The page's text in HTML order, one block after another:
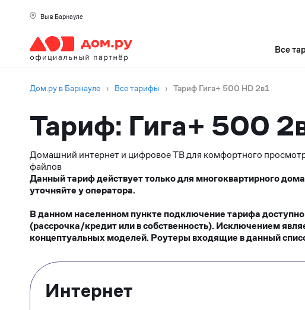
Вы в Барнауле
Все
Дом.ру в Барнауле › Все тарифы › Тариф Гига+ 500 HD 2в1
Тариф: Гига+ 500
Домашний интернет и цифровое ТВ для комфортного
файлов
Данный тариф действует только для многоквартирного
уточняйте у оператора.
В данном населенном пункте подключение тарифа
(рассрочка/кредит или в собственность). Исключением
концептуальных моделей. Роутеры входящие в данный
Тарифные
опции
Интернет